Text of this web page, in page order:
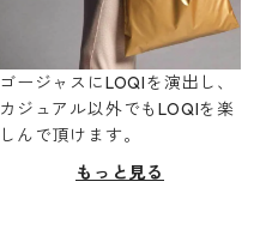
ゴージャスにLOQIを演出し、
カジュアル以外でもLOQIを楽
しんで頂けます。
もっと見る